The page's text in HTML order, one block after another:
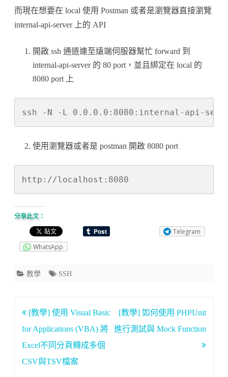
而現在想要在 local 使用 Postman 或者是瀏覽器直接瀏覽
internal-api-server 上的 API
開啟 ssh 通道連至遠端伺服器幫忙 forward 到
internal-api-server 的 80 port，並且綁定在 local 的
8080 port 上
ssh -N -L 0.0.0.0:8080:internal-api-
使用瀏覽器或者是 postman 開啟 8080 port
http://localhost:8080
分享此文：
Telegram
WhatsApp
教學 SSH
文
章
導
覽
[教學] 使用 Visual Basic
for Applications (VBA) 將
Excel不同分頁轉成多個
CSV與TSV檔案
[教學] 如何使用 PHPUnit
進行測試與 Mock Function